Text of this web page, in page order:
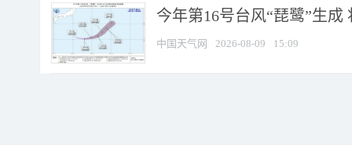
今年第16号台风“琵鹭”生
中国天气网 2026-08-09 15:09